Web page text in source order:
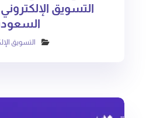
التسويق
التسويق